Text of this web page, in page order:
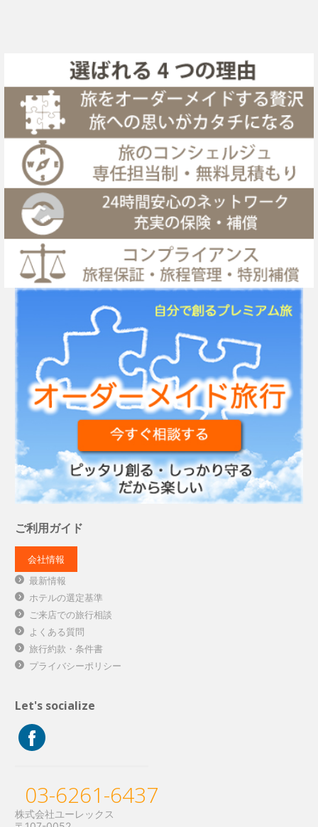
ご利用ガイド
会社情報
最新情報
ホテルの選定基準
ご来店での旅行相談
よくある質問
旅行約款・条件書
プライバシーポリシー
Let's socialize
03-6261-6437
株式会社ユーレックス